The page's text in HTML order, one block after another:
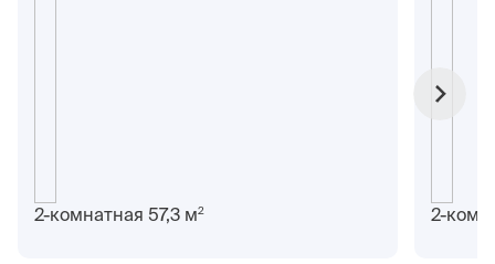
2-комнатная 57,3 м2 2-